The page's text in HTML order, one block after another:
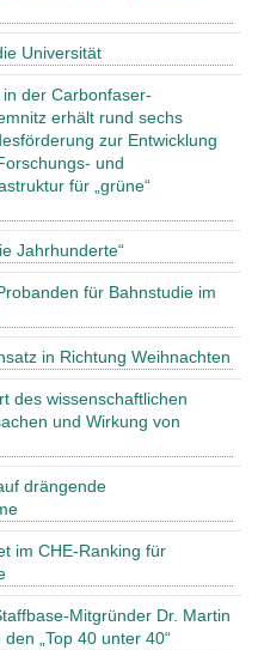
Universität
der Carbonfaser-
erhält rund sechs
zur Entwicklung
und
für „grüne“
Jahrhunderte“
für Bahnstudie im
in Richtung Weihnachten
des wissenschaftlichen
und Wirkung von
drängende
im CHE-Ranking für
Mitgründer Dr. Martin
„Top 40 unter 40“